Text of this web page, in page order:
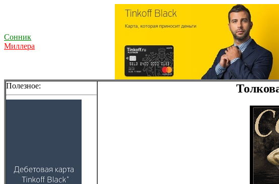
Сонник
Миллера
Полезное: